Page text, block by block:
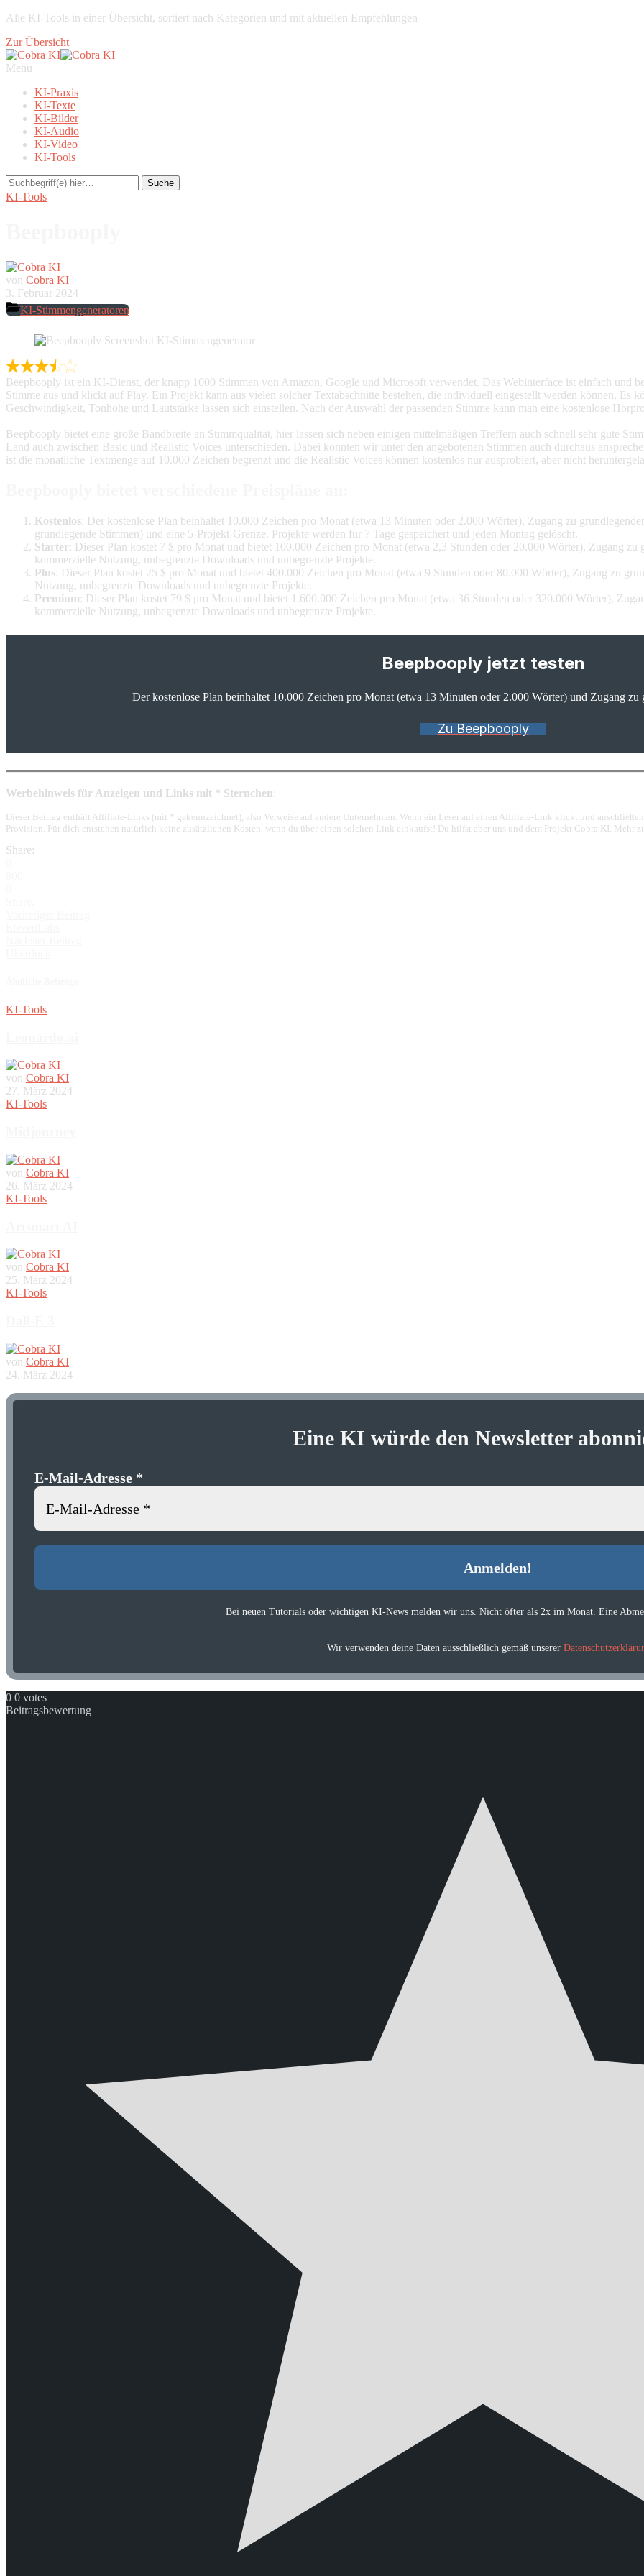
Alle KI-Tools in einer Übersicht, sortiert nach Kategorien und mit aktuellen Empfehlungen
Zur Übersicht
Menu
KI-Praxis
KI-Texte
KI-Bilder
KI-Audio
KI-Video
KI-Tools
KI-Tools
von Cobra KI
3. Februar 2024
KI-Stimmengeneratoren
Beepbooply ist ein KI-Dienst, der knapp 1000 Stimmen von Amazon, Google und Microsoft verwendet. Das Webinterface ist einfach und
Stimme aus und klickt auf Play. Ein Projekt kann aus vielen solcher Textabschnitte bestehen, die individuell eingestellt werden können. Es
Geschwindigkeit, Tonhöhe und Lautstärke lassen sich einstellen. Nach der Auswahl der passenden Stimme kann man eine kostenlose
Beepbooply bietet eine große Bandbreite an Stimmqualität, hier lassen sich neben einigen mittelmäßigen Treffern auch schnell sehr gute
Land auch zwischen Basic und Realistic Voices unterschieden. Dabei konnten wir unter den angebotenen Stimmen auch durchaus
ist die monatliche Textmenge auf 10.000 Zeichen begrenzt und die Realistic Voices können kostenlos nur ausprobiert, aber nicht
Kostenlos: Der kostenlose Plan beinhaltet 10.000 Zeichen pro Monat (etwa 13 Minuten oder 2.000 Wörter), Zugang zu
grundlegende Stimmen) und eine 5-Projekt-Grenze. Projekte werden für 7 Tage gespeichert und jeden Montag gelöscht.
Starter: Dieser Plan kostet 7 $ pro Monat und bietet 100.000 Zeichen pro Monat (etwa 2,3 Stunden oder 20.000 Wörter), Zugang zu
kommerzielle Nutzung, unbegrenzte Downloads und unbegrenzte Projekte.
Plus: Dieser Plan kostet 25 $ pro Monat und bietet 400.000 Zeichen pro Monat (etwa 9 Stunden oder 80.000 Wörter), Zugang zu
Nutzung, unbegrenzte Downloads und unbegrenzte Projekte.
Premium: Dieser Plan kostet 79 $ pro Monat und bietet 1.600.000 Zeichen pro Monat (etwa 36 Stunden oder 320.000 Wörter),
kommerzielle Nutzung, unbegrenzte Downloads und unbegrenzte Projekte.
Beepbooply jetzt testen
Der kostenlose Plan beinhaltet 10.000 Zeichen pro Monat (etwa 13 Minuten oder 2.000 Wörter) und Zugang zu
Zu Beepbooply
Werbehinweis für Anzeigen und Links mit * Sternchen:
Dieser Beitrag enthält Affiliate-Links (mit * gekennzeichnet), also Verweise auf andere Unternehmen. Wenn ein Leser auf einen Affiliate-Link klickt und
Provision. Für dich entstehen natürlich keine zusätzlichen Kosten, wenn du über einen solchen Link einkaufst! Du hilfst aber uns und dem Projekt Cobra KI. Mehr
Share:
KI-Tools
von Cobra KI
27. März 2024
KI-Tools
von Cobra KI
26. März 2024
KI-Tools
von Cobra KI
25. März 2024
KI-Tools
von Cobra KI
24. März 2024
Eine KI würde den Newsletter
E-Mail-Adresse *
Bei neuen Tutorials oder wichtigen KI-News melden wir uns. Nicht öfter als 2x im Monat. Eine
Wir verwenden deine Daten ausschließlich gemäß unserer
0 0 votes
Beitragsbewertung